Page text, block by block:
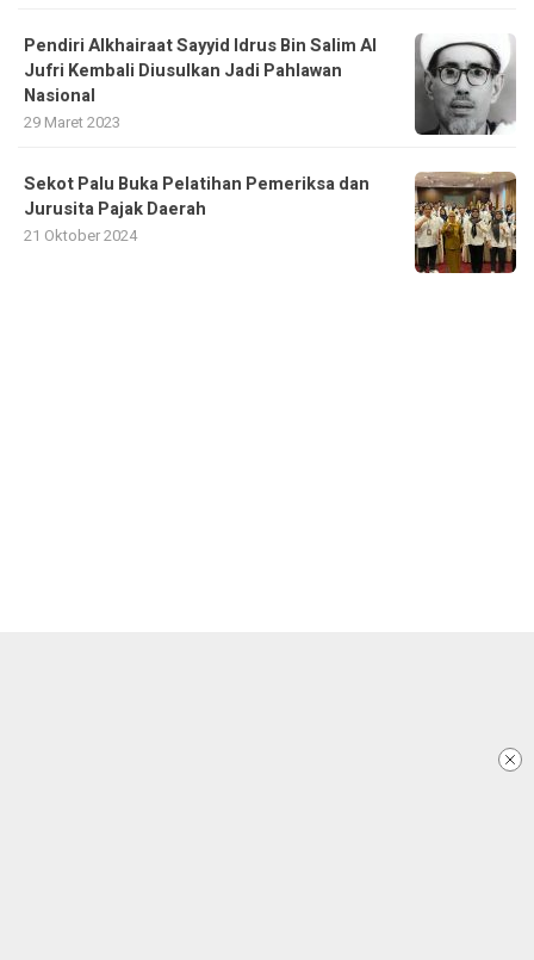
Pendiri Alkhairaat Sayyid Idrus Bin Salim Al
Jufri Kembali Diusulkan Jadi Pahlawan
Nasional
29 Maret 2023
Sekot Palu Buka Pelatihan Pemeriksa dan
Jurusita Pajak Daerah
21 Oktober 2024